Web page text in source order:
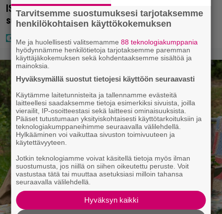
IS: Hjalliksen ja Jasminen häissä suomalainen
supertähti
Tarvitsemme suostumuksesi tarjotaksemme
henkilökohtaisen käyttökokemuksen
Me ja huolellisesti valitsemamme88 teknologiakumppania
hyödynnämme henkilötietoja tarjotaksemme paremman
käyttäjäkokemuksen sekä kohdentaaksemme sisältöä ja
mainoksia.
Hyväksymällä suostut tietojesi käyttöön seuraavasti
Käytämme laitetunnisteita ja tallennamme evästeitä
laitteellesi saadaksemme tietoja esimerkiksi sivuista, joilla
vierailit, IP-osoitteestasi sekä laitteesi ominaisuuksista.
Pääset tutustumaan yksityiskohtaisesti käyttötarkoituksiin ja
teknologiakumppaneihimme seuraavalla välilehdellä.
Hylkääminen voi vaikuttaa sivuston toimivuuteen ja
käytettävyyteen.
Jotkin teknologiamme voivat käsitellä tietoja myös ilman
suostumusta, jos niillä on siihen oikeutettu peruste. Voit
vastustaa tätä tai muuttaa asetuksiasi milloin tahansa
seuraavalla välilehdellä.
Hyväksyn kaikki